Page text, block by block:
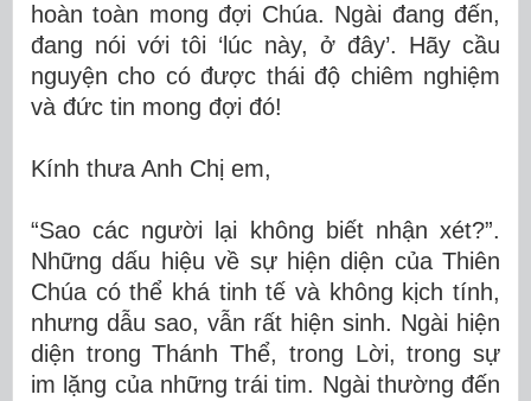
hoàn toàn mong đợi Chúa. Ngài đang đến,
đang nói với tôi ‘lúc này, ở đây’. Hãy cầu
nguyện cho có được thái độ chiêm nghiệm
và đức tin mong đợi đó!
Kính thưa Anh Chị em,
“Sao các người lại không biết nhận xét?”.
Những dấu hiệu về sự hiện diện của Thiên
Chúa có thể khá tinh tế và không kịch tính,
nhưng dẫu sao, vẫn rất hiện sinh. Ngài hiện
diện trong Thánh Thể, trong Lời, trong sự
im lặng của những trái tim. Ngài thường đến